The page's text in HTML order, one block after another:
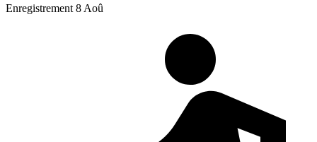
Enregistrement 8 Aoû